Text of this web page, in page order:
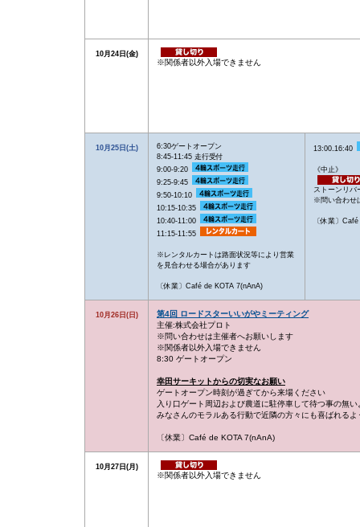
10月24日(金)
※関係者以外入場できません
10月25日(土)
6:30ゲートオープン
8:45-11:45 走行受付
9:00-9:20
9:25-9:45
9:50-10:10
10:15-10:35
10:40-11:00
11:15-11:55
※レンタルカートは路面状況等により営業
を見合わせる場合があります
〔休業〕Café de KOTA 7(nAnA)
13:00₋16:40
《中止》
ストーンリバ
※問い合わせ
〔休業〕
10月26日(日)
第4回 ロードスターいいがやミーティング
主催:株式会社プロト
※問い合わせは主催者へお願いします
※関係者以外入場できません
8:30 ゲートオープン
幸田サーキットからの切実なお願い
ゲートオープン時刻が過ぎてから来場ください
入り口ゲート周辺および農道に駐停車して待つ事の無
みなさんのモラルある行動で近隣の方々にも喜ばれる
〔休業〕Café de KOTA 7(nAnA)
10月27日(月)
※関係者以外入場できません